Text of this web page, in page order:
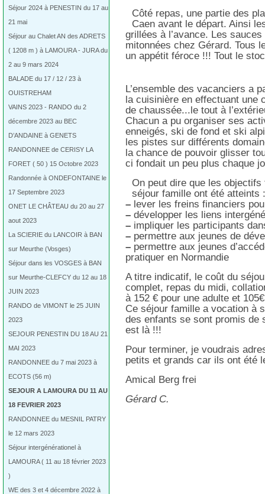
Séjour 2024 à PENESTIN du 17 au
21 mai
Séjour au Chalet AN des ADRETS
( 1208 m ) à LAMOURA - JURA du
2 au 9 mars 2024
BALADE du 17 / 12 / 23 à
OUISTREHAM
VAINS 2023 - RANDO du 2
décembre 2023 au BEC
D’ANDAINE à GENETS
RANDONNEE de CERISY LA
FORET ( 50 ) 15 Octobre 2023
Randonnée à ONDEFONTAINE le
17 Septembre 2023
ONET LE CHÂTEAU du 20 au 27
aout 2023
La SCIERIE du LANCOIR à BAN
sur Meurthe (Vosges)
Séjour dans les VOSGES à BAN
sur Meurthe-CLEFCY du 12 au 18
JUIN 2023
RANDO de VIMONT le 25 JUIN
2023
SEJOUR PENESTIN DU 18 AU 21
MAI 2023
RANDONNEE du 7 mai 2023 à
ECOTS (56 m)
SEJOUR A LAMOURA DU 11 AU
18 FEVRIER 2023
RANDONNEE du MESNIL PATRY
le 12 mars 2023
Séjour intergénérationel à
LAMOURA ( 11 au 18 février 2023
)
WE des 3 et 4 décembre 2022 à
Côté repas, une partie des
Caen avant le départ. Ainsi
grillées à l’avance. Les
mitonnées chez Gérard. Tous
un appétit féroce !!! Tout le
L’ensemble des vacanciers a
la cuisinière en effectuant une
de chaussée...le tout à
Chacun a pu organiser ses
enneigés, ski de fond et ski
les pistes sur différents
la chance de pouvoir glisser
ci fondait un peu plus chaque
On peut dire que les
séjour famille ont été atteints
– lever les freins financiers
– développer les liens
– impliquer les participants
– permettre aux jeunes de
– permettre aux jeunes
pratiquer en Normandie
A titre indicatif, le coût du
complet, repas du midi,
à 152 € pour une adulte et
Ce séjour famille a vocation à
des enfants se sont promis de
est là !!!
Pour terminer, je voudrais
petits et grands car ils ont été
Amical Berg frei
Gérard C.